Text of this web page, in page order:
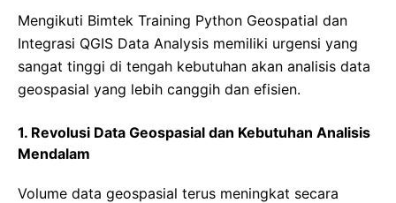
Mengikuti Bimtek Training Python Geospatial dan
Integrasi QGIS Data Analysis memiliki urgensi yang
sangat tinggi di tengah kebutuhan akan analisis data
geospasial yang lebih canggih dan efisien.
1. Revolusi Data Geospasial dan Kebutuhan Analisis
Mendalam
Volume data geospasial terus meningkat secara